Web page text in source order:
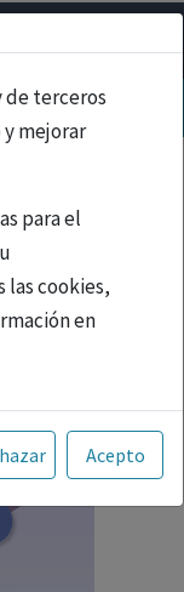
de terceros
y mejorar
para el
las cookies,
en
Web está
y, por
legalmente
técnica de los
informativo,
Acepto